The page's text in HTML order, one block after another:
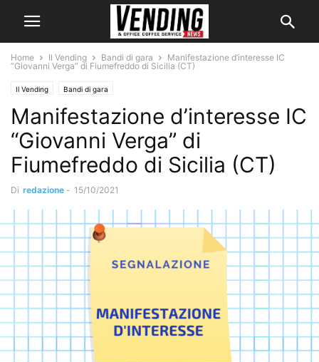
Home Il Vending Bandi di gara
Manifestazione d’interesse IC
“Giovanni Verga” di Fiumefreddo di Sicilia (CT)
Il Vending Bandi di gara
Manifestazione d’interesse IC
“Giovanni Verga” di
Fiumefreddo di Sicilia (CT)
Di redazione - 15/10/2021